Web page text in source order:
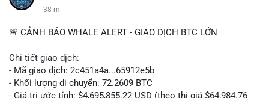
38 m
🚨 CẢNH BÁO WHALE ALERT - GIAO DỊCH BTC LỚN
Chi tiết giao dịch:
- Mã giao dịch: 2c451a4a...65912e5b
- Khối lượng di chuyển: 72.2609 BTC
- Giá trị ước tính: $4,695,855.22 USD (theo thị giá $64,984.76